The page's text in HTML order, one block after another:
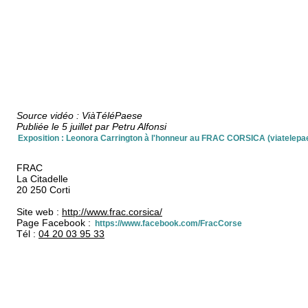
Source vidéo : ViàTéléPaese
Publiée le 5 juillet par Petru Alfonsi
Exposition : Leonora Carrington à l'honneur au FRAC CORSICA
FRAC
La Citadelle
20 250 Corti
Site web : http://www.frac.corsica/
Page Facebook :
https://www.facebook.com/FracCorse
Tél : 04 20 03 95 33